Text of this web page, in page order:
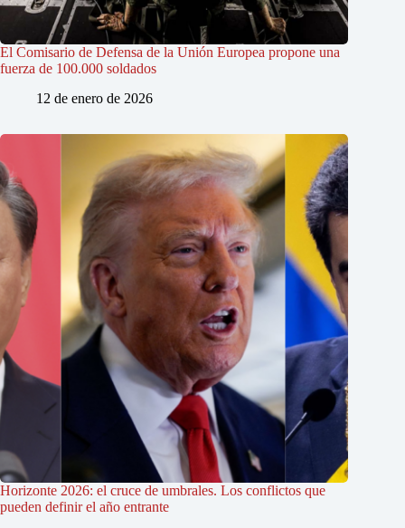
El Comisario de Defensa de la Unión Europea propone una
fuerza de 100.000 soldados
12 de enero de 2026
Horizonte 2026: el cruce de umbrales. Los conflictos que
pueden definir el año entrante